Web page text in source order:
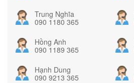
Trung Nghĩa
090 1180 365
Hồng Anh
090 1189 365
Hạnh Dung
090 9213 365